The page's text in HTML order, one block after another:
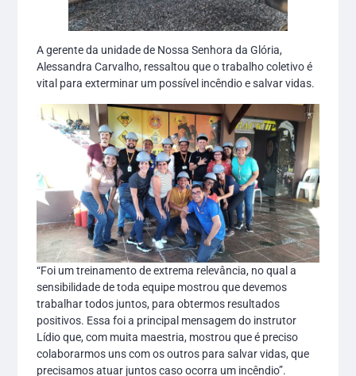
A gerente da unidade de Nossa Senhora da Glória,
Alessandra Carvalho, ressaltou que o trabalho coletivo é
vital para exterminar um possível incêndio e salvar vidas.
“Foi um treinamento de extrema relevância, no qual a
sensibilidade de toda equipe mostrou que devemos
trabalhar todos juntos, para obtermos resultados
positivos. Essa foi a principal mensagem do instrutor
Lídio que, com muita maestria, mostrou que é preciso
colaborarmos uns com os outros para salvar vidas, que
precisamos atuar juntos caso ocorra um incêndio”.